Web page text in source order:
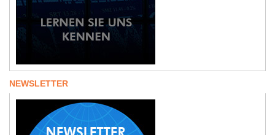
NEWSLETTER